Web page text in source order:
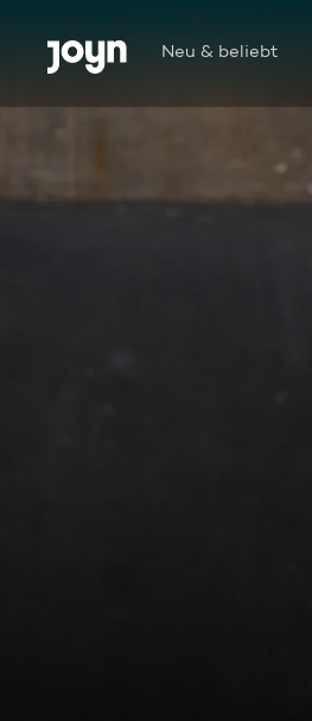
Zum Inhalt springen
Barrierefrei Neu & beliebt